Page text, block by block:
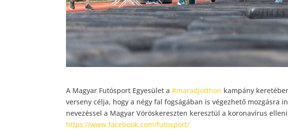
A Magyar Futósport Egyesület a#maradjotthon kampány
verseny célja, hogy a négy fal fogságában is végezhető mozgásra
nevezéssel a Magyar Vöröskereszten keresztül a koronavírus
https://www.facebook.com/futosport/